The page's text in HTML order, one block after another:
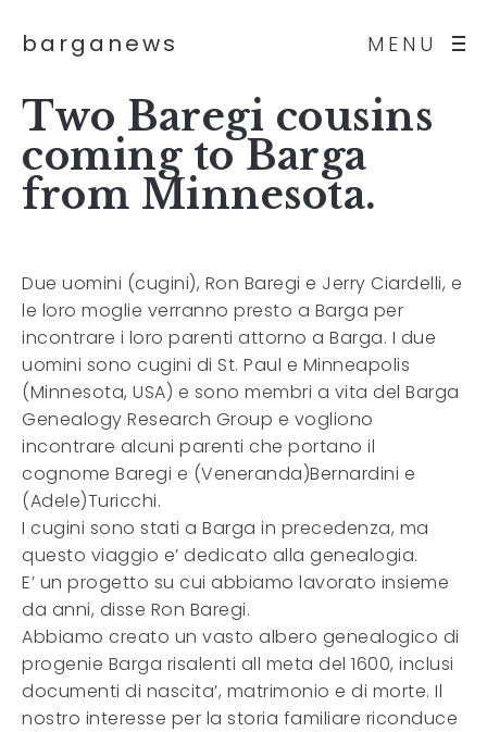
MENU
barganews
Two Baregi cousins
coming to Barga
from Minnesota.
Due uomini (cugini), Ron Baregi e Jerry Ciardelli, e
le loro moglie verranno presto a Barga per
incontrare i loro parenti attorno a Barga. I due
uomini sono cugini di St. Paul e Minneapolis
(Minnesota, USA) e sono membri a vita del Barga
Genealogy Research Group e vogliono
incontrare alcuni parenti che portano il
cognome Baregi e (Veneranda)Bernardini e
(Adele)Turicchi.
I cugini sono stati a Barga in precedenza, ma
questo viaggio e’ dedicato alla genealogia.
E’ un progetto su cui abbiamo lavorato insieme
da anni, disse Ron Baregi.
Abbiamo creato un vasto albero genealogico di
progenie Barga risalenti all meta del 1600, inclusi
documenti di nascita’, matrimonio e di morte. Il
nostro interesse per la storia familiare riconduce